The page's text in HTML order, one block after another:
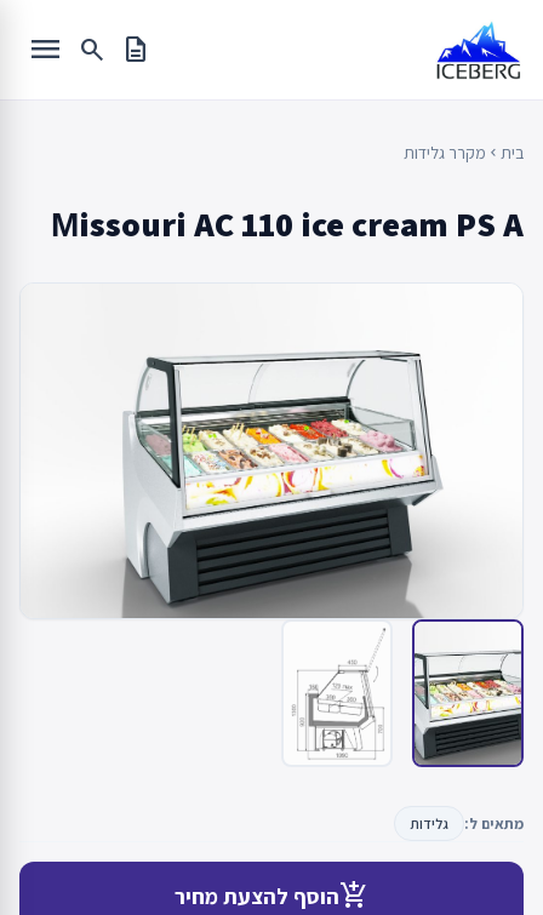
content
description
search
menu
בית chevron_left מקרר גלידות
Мissouri AC 110 ice cream PS A
מתאים ל: גלידות
add_shopping_cartהוסף להצעת מחיר